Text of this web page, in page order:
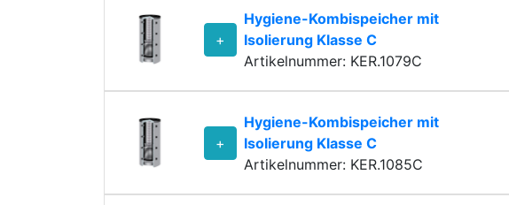
+
Hygiene-Kombispeicher mit
Isolierung Klasse C
Artikelnummer: KER.1079C
+
Hygiene-Kombispeicher mit
Isolierung Klasse C
Artikelnummer: KER.1085C